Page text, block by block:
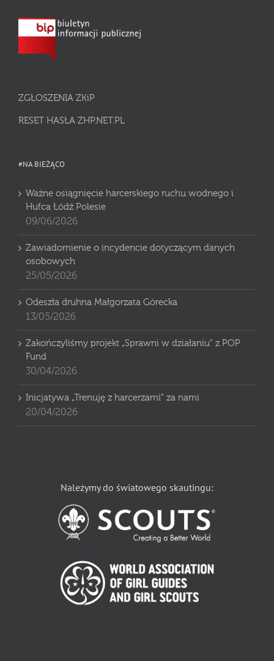
ZGŁOSZENIA ZKiP
RESET HASŁA ZHP.NET.PL
#NA BIEŻĄCO
Ważne osiągnięcie harcerskiego ruchu wodnego i
Hufca Łódź Polesie
09/06/2026
Zawiadomienie o incydencie dotyczącym danych
osobowych
25/05/2026
Odeszła druhna Małgorzata Górecka
13/05/2026
Zakończyliśmy projekt „Sprawni w działaniu” z POP
Fund
30/04/2026
Inicjatywa „Trenuję z harcerzami” za nami
20/04/2026
Należymy do światowego skautingu: